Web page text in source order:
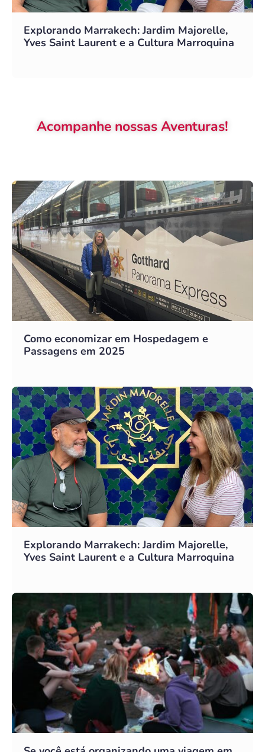
Explorando Marrakech: Jardim Majorelle,
Yves Saint Laurent e a Cultura Marroquina
Acompanhe nossas Aventuras!
Como economizar em Hospedagem e
Passagens em 2025
Explorando Marrakech: Jardim Majorelle,
Yves Saint Laurent e a Cultura Marroquina